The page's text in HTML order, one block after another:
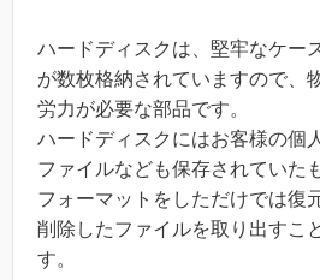
ハードディスクは、堅牢なケー
が数枚格納されていますので、
労力が必要な部品です。
ハードディスクにはお客様の個
ファイルなども保存されていた
フォーマットをしただけでは復
削除したファイルを取り出すこ
す。